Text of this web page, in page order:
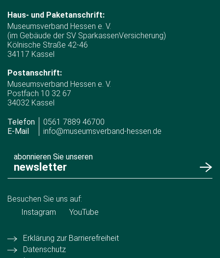
Haus- und Paketanschrift:
Museumsverband Hessen e. V.
(im Gebäude der SV SparkassenVersicherung)
Kölnische Straße 42-46
34117 Kassel
Postanschrift:
Museumsverband Hessen e. V.
Postfach 10 32 67
34032 Kassel
Telefon
0561 7889 46700
E-Mail
info@museumsverband-hessen.de
abonnieren Sie unseren
newsletter
Besuchen Sie uns auf:
Instagram
YouTube
Erklärung zur Barrierefreiheit
Datenschutz